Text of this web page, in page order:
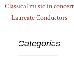
Classical music in concert
Laureate Conductors
Categorias